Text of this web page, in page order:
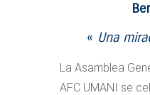
« Una
La Asamblea
AFC UMANI se